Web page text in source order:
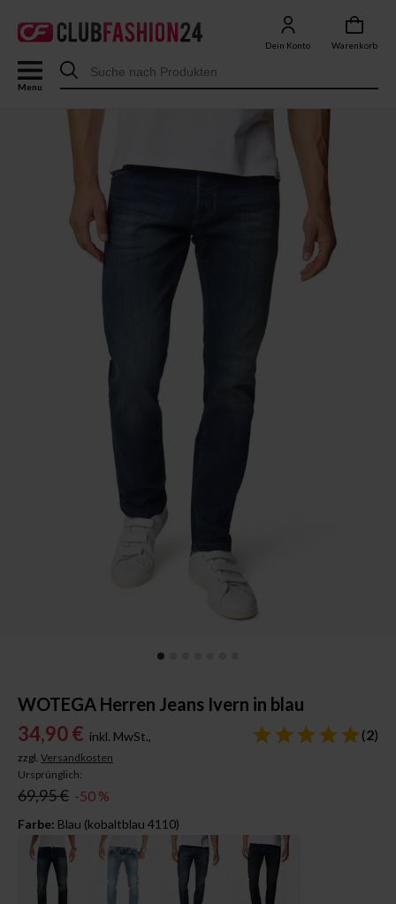
Dein Konto Warenkorb
Menu
WOTEGA Herren Jeans Ivern in blau
34,90 € inkl. MwSt.,
zzgl. Versandkosten
Ursprünglich:
69,95 € -50 %
(2)
Farbe: Blau (kobaltblau 4110)